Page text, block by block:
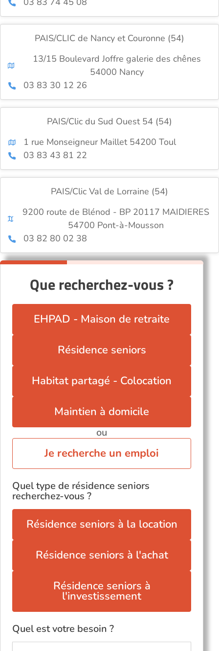
PAIS/CLIC de Nancy et Couronne (54)
13/15 Boulevard Joffre galerie des chênes
54000 Nancy
03 83 30 12 26
PAIS/Clic du Sud Ouest 54 (54)
1 rue Monseigneur Maillet 54200 Toul
03 83 43 81 22
PAIS/Clic Val de Lorraine (54)
9200 route de Blénod - BP 20117 MAIDIERES
54700 Pont-à-Mousson
03 82 80 02 38
Que recherchez-vous ?
EHPAD - Maison de retraite
Résidence seniors
Habitat partagé - Colocation
Maintien à domicile
ou
Je recherche un emploi
Quel type de résidence seniors
recherchez-vous ?
Résidence seniors à la location
Résidence seniors à l'achat
Résidence seniors à
l'investissement
Quel est votre besoin ?